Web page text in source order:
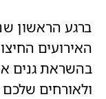
ברגע הראשון
האירועים
בהשראת גנים
ולאורחים